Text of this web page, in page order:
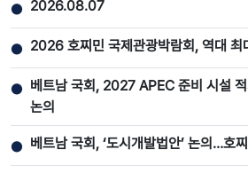
● 2026.08.07
● 2026 호찌민 국제관광박람회, 역대 최
● 베트남 국회, 2027 APEC 준비 시설
논의
● 베트남 국회, ‘도시개발법안’ 논의…호